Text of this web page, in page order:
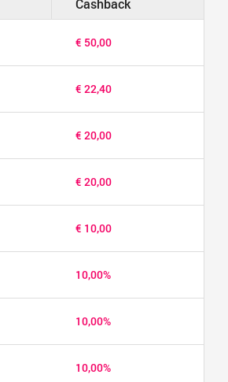
Cashback
€ 50,00
€ 22,40
€ 20,00
€ 20,00
€ 10,00
10,00%
10,00%
10,00%